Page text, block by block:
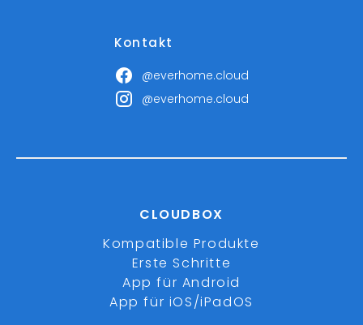
Kontakt
@everhome.cloud
@everhome.cloud
CLOUDBOX
Kompatible Produkte
Erste Schritte
App für Android
App für iOS/iPadOS